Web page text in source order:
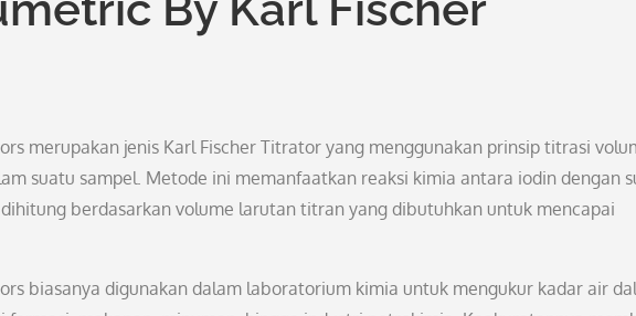
merupakan jenis Karl Fischer Titrator yang menggunakan prinsip titrasi
suatu sampel. Metode ini memanfaatkan reaksi kimia antara iodin dengan
berdasarkan volume larutan titran yang dibutuhkan untuk mencapai
biasanya digunakan dalam laboratorium kimia untuk mengukur kadar air